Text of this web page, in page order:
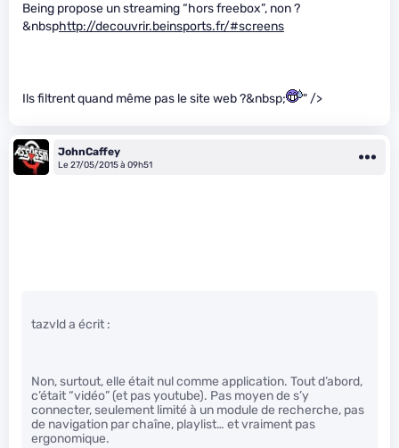
Being propose un streaming “hors freebox”, non ?
&nbsphttp://decouvrir.beinsports.fr/#screens
Ils filtrent quand même pas le site web ?&nbsp; " />
JohnCaffey
Le 27/05/2015 à 09h51
tazvld a écrit :
Non, surtout, elle était nul comme application. Tout d’abord,
c’était “vidéo” (et pas youtube). Pas moyen de s’y
connecter, seulement limité à un module de recherche, pas
de navigation par chaîne, playlist… et vraiment pas
ergonomique.